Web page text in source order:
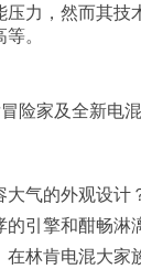
力，然而其技
。
险家及全新电
气的外观设
引擎和酣畅
林肯电混大